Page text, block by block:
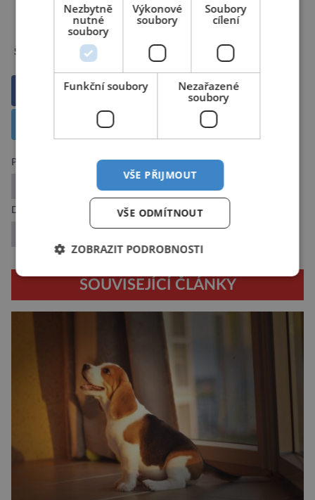
Štítky: evoluce příroda
Sdílet na Facebooku
Předchozí článek
České děti ohrožuje závislost na videohrách
Další článek
SOUVISEJÍCÍ ČLÁNKY
Nezbytně
nutné
soubory
Výkonové
soubory
Soubory
cílení
Funkční soubory
Nezařazené
soubory
VŠE PŘIJMOUT
VŠE ODMÍTNOUT
ZOBRAZIT PODROBNOSTI